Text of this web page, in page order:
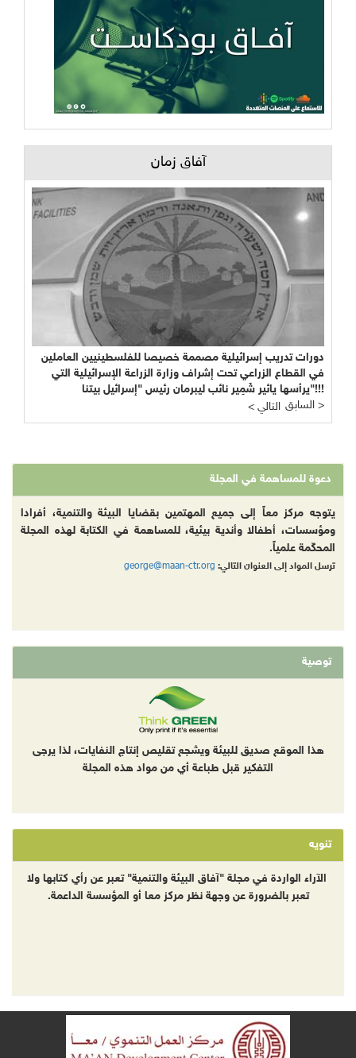
آفاق زمان
دورات تدريب إسرائيلية مصممة خصيصا للفلسطينيين العاملين
في القطاع الزراعي تحت إشراف وزارة الزراعة الإسرائيلية التي
يرأسها يائير شَمِير نائب ليبرمان رئيس "إسرائيل بيتنا"!!!
< التالي
السابق >
دعوة للمساهمة في المجلة
يتوجه مركز معاً إلى جميع المهتمين بقضايا البيئة والتنمية، أفرادا
ومؤسسات، أطفالا وأندية بيئية، للمساهمة في الكتابة لهذه المجلة
المحكّمة علمياً.
ترسل المواد إلى العنوان التالي: george@maan-ctr.org
توصية
هذا الموقع صديق للبيئة ويشجع تقليص إنتاج النفايات، لذا يرجى
التفكير قبل طباعة أي من مواد هذه المجلة
تنويه
الآراء الواردة في مجلة "آفاق البيئة والتنمية" تعبر عن رأي كتابها ولا
تعبر بالضرورة عن وجهة نظر مركز معا أو المؤسسة الداعمة.